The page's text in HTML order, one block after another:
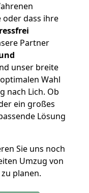
dass ihre
Partner
unser breite
Wahl
nach Lich. Ob
ein großes
Lösung
Sie uns noch
Umzug von
planen.